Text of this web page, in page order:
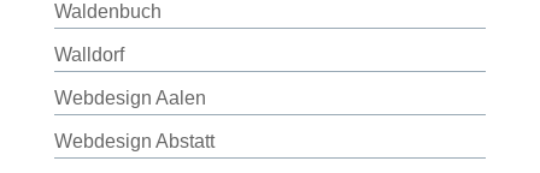
Waldenbuch
Walldorf
Webdesign Aalen
Webdesign Abstatt